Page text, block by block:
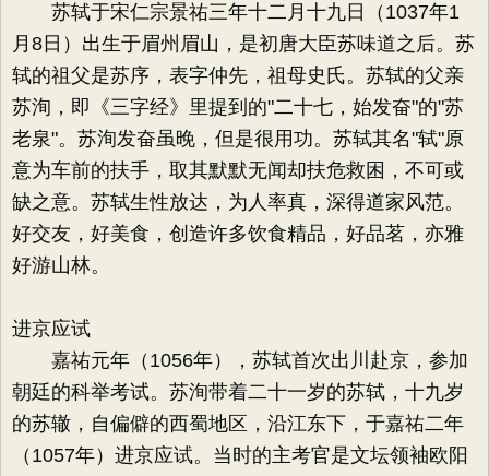
苏轼于宋仁宗景祐三年十二月十九日（1037年1
月8日）出生于眉州眉山，是初唐大臣苏味道之后。苏
轼的祖父是苏序，表字仲先，祖母史氏。苏轼的父亲
苏洵，即《三字经》里提到的"二十七，始发奋"的"苏
老泉"。苏洵发奋虽晚，但是很用功。苏轼其名"轼"原
意为车前的扶手，取其默默无闻却扶危救困，不可或
缺之意。苏轼生性放达，为人率真，深得道家风范。
好交友，好美食，创造许多饮食精品，好品茗，亦雅
好游山林。
进京应试
嘉祐元年（1056年），苏轼首次出川赴京，参加
朝廷的科举考试。苏洵带着二十一岁的苏轼，十九岁
的苏辙，自偏僻的西蜀地区，沿江东下，于嘉祐二年
（1057年）进京应试。当时的主考官是文坛领袖欧阳